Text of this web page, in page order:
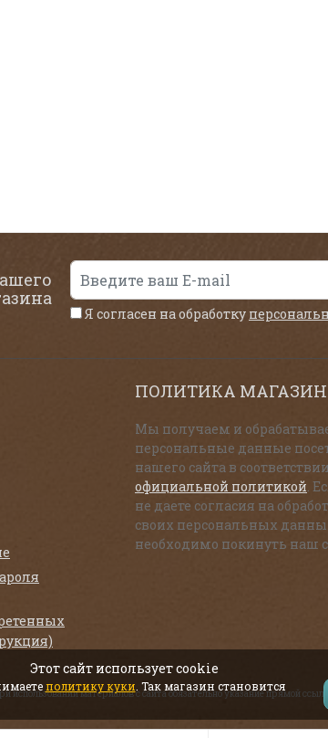
Я согласен на обработку
ПОЛИТИКА
Мы получаем и
персональные данные
нашего сайта в
официальной политикой.
не даете согласия на
своих персональных
необходимо покинуть наш
материалов с сайта обязательно указание прямой
Этот сайт использует cookie
политику куки . Так магазин становится